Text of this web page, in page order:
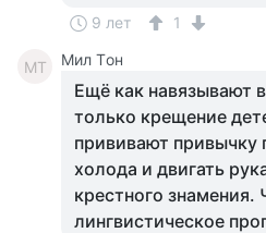
9 лет 1
МT Мил Tон
Ещё как навязывают
только крещение
прививают привычку
холода и двигать
крестного
лингвистическое